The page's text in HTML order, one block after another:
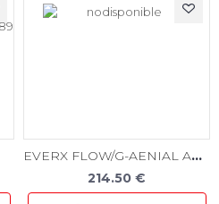
EVERX FLOW/G-AENIAL ACHORD STARTER KIT JER.---
214.50 €